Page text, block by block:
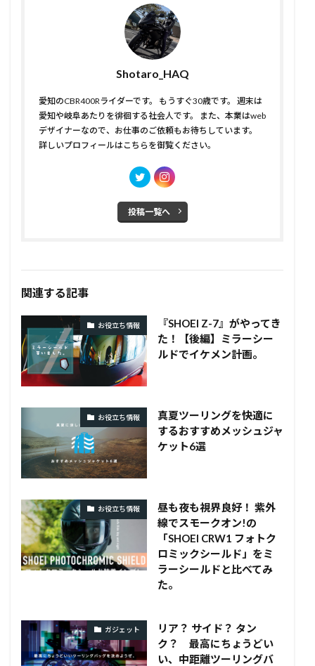
Shotaro_HAQ
愛知のCBR400Rライダーです。 もうすぐ30歳です。 週末は
愛知や岐阜あたりを徘徊する社会人です。 また、本業はweb
デザイナーなので、お仕事のご依頼もお待ちしています。
詳しいプロフィールはこちらを御覧ください。
投稿一覧へ
関連する記事
お役立ち情報
『SHOEI Z-7』がやってき
た！【後編】ミラーシー
ルドでイケメン計画。
お役立ち情報
真夏ツーリングを快適に
するおすすめメッシュジャ
ケット6選
お役立ち情報
昼も夜も視界良好！ 紫外
線でスモークオン!の
「SHOEI CRW1 フォトク
ロミックシールド」をミ
ラーシールドと比べてみ
た。
ガジェット
リア？ サイド？ タン
ク？ 最高にちょうどい
い、中距離ツーリングバ